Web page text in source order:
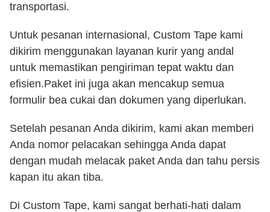
transportasi.
Untuk pesanan internasional, Custom Tape kami
dikirim menggunakan layanan kurir yang andal
untuk memastikan pengiriman tepat waktu dan
efisien.Paket ini juga akan mencakup semua
formulir bea cukai dan dokumen yang diperlukan.
Setelah pesanan Anda dikirim, kami akan memberi
Anda nomor pelacakan sehingga Anda dapat
dengan mudah melacak paket Anda dan tahu persis
kapan itu akan tiba.
Di Custom Tape, kami sangat berhati-hati dalam